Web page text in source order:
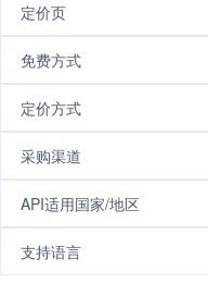
定价页
免费方式
定价方式
采购渠道
API适用国家/地区
支持语言